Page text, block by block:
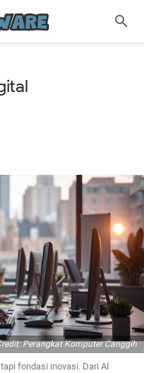
Perangkat Komputer Canggih
fondasi inovasi. Dari AI